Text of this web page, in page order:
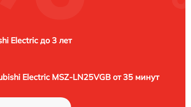
Electric до 3 лет
Electric MSZ-LN25VGB от 35 минут